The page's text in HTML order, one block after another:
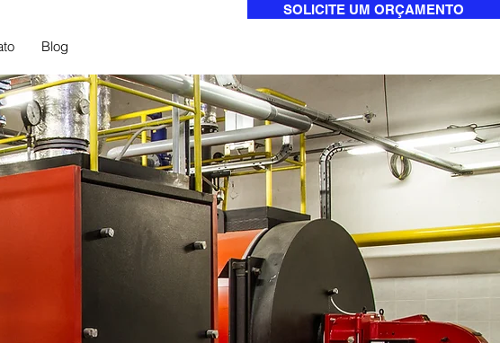
Blog
SOLICITE UM ORÇAMENTO